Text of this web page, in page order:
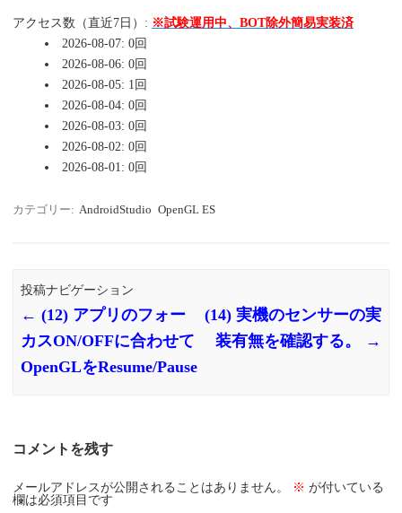
アクセス数（直近7日）: ※試験運用中、BOT除外簡易実装済
2026-08-07: 0回
2026-08-06: 0回
2026-08-05: 1回
2026-08-04: 0回
2026-08-03: 0回
2026-08-02: 0回
2026-08-01: 0回
カテゴリー: AndroidStudio OpenGL ES
投稿ナビゲーション
← (12) アプリのフォー
カスON/OFFに合わせて
OpenGLをResume/Pause
(14) 実機のセンサーの実
装有無を確認する。
→
コメントを残す
メールアドレスが公開されることはありません。 ※ が付いている
欄は必須項目です